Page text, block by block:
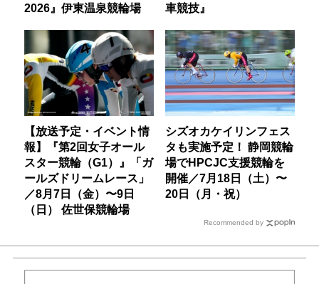
2026』伊東温泉競輪場
車競技』
【放送予定・イベント情
報】『第2回女子オール
スター競輪（G1）』「ガ
ールズドリームレース」
／8月7日（金）〜9日
（日） 佐世保競輪場
シズオカケイリンフェス
タも実施予定！ 静岡競輪
場でHPCJC支援競輪を
開催／7月18日（土）〜
20日（月・祝）
Recommended by